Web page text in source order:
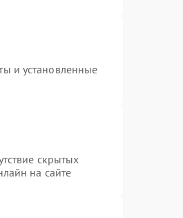
и установленные
скрытых
на сайте